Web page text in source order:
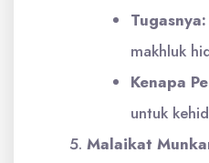
Tugasnya:
makhluk
Kenapa
untuk
Malaikat